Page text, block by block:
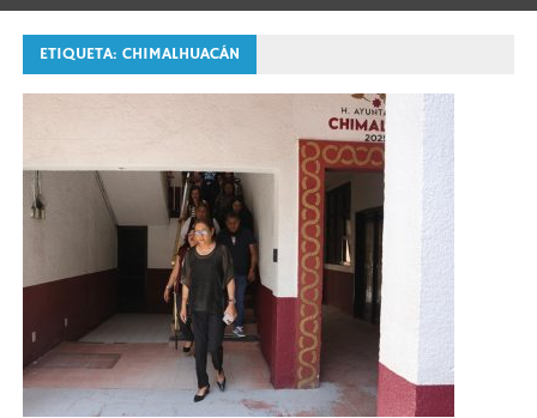
ETIQUETA:CHIMALHUACÁN